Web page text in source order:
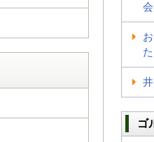
た
ゴ